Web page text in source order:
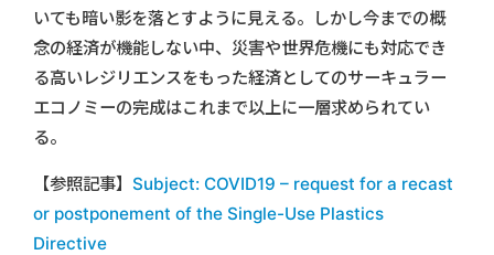
いても暗い影を落とすように見える。しかし今までの概
念の経済が機能しない中、災害や世界危機にも対応でき
る高いレジリエンスをもった経済としてのサーキュラー
エコノミーの完成はこれまで以上に一層求められてい
る。
【参照記事】 Subject: COVID19 – request for a recast
or postponement of the Single-Use Plastics
Directive